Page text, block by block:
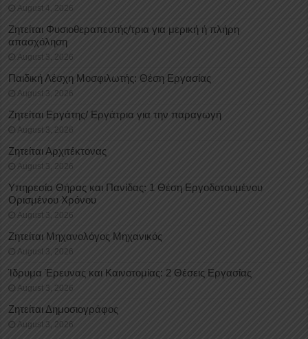
August 4, 2026
Ζητείται Φυσιοθεραπευτής/τρια για μερική ή πλήρη
απασχόληση
August 3, 2026
Παιδική Λέσχη Μοσφιλωτής: Θέση Εργασίας
August 3, 2026
Ζητείται Εργάτης/ Εργάτρια για την παραγωγή
August 3, 2026
Ζητείται Αρχιτέκτονας
August 3, 2026
Υπηρεσία Θήρας και Πανίδας: 1 Θέση Eργοδοτουμένου
Oρισμένου Xρόνου
August 3, 2026
Ζητείται Μηχανολόγος Μηχανικός
August 3, 2026
Ίδρυμα Έρευνας και Καινοτομίας: 2 Θέσεις Εργασίας
August 3, 2026
Ζητείται Δημοσιογράφος
August 3, 2026